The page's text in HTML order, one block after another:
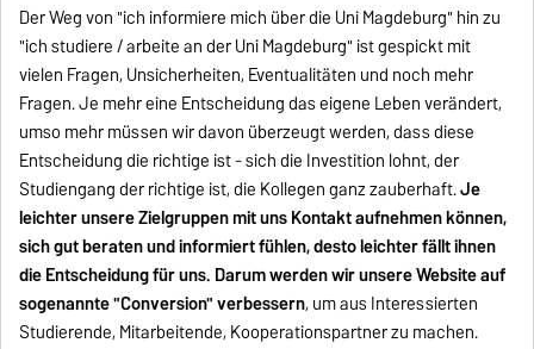
Der Weg von "ich informiere mich über die Uni Magdeburg" hin zu
"ich studiere / arbeite an der Uni Magdeburg" ist gespickt mit
vielen Fragen, Unsicherheiten, Eventualitäten und noch mehr
Fragen. Je mehr eine Entscheidung das eigene Leben verändert,
umso mehr müssen wir davon überzeugt werden, dass diese
Entscheidung die richtige ist - sich die Investition lohnt, der
Studiengang der richtige ist, die Kollegen ganz zauberhaft.Je
leichter unsere Zielgruppen mit uns Kontakt aufnehmen können,
sich gut beraten und informiert fühlen, desto leichter fällt ihnen
die Entscheidung für uns. Darum werden wir unsere Website auf
sogenannte "Conversion" verbessern, um aus Interessierten
Studierende, Mitarbeitende, Kooperationspartner zu machen.